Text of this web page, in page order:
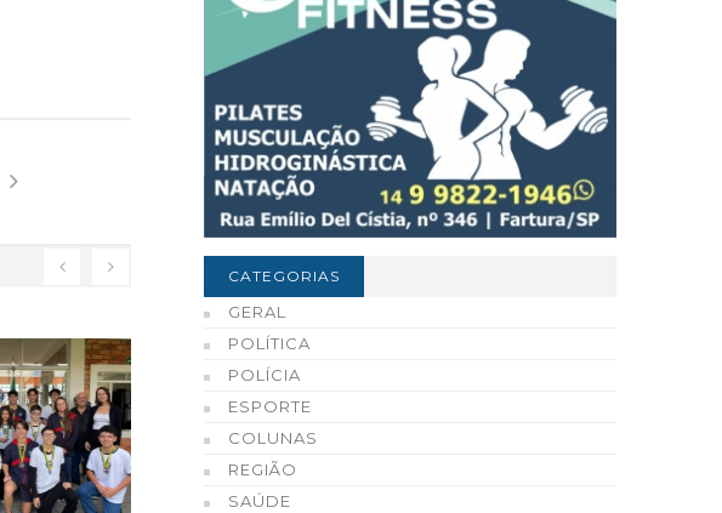
CATEGORIAS
GERAL
POLÍTICA
POLÍCIA
ESPORTE
COLUNAS
REGIÃO
SAÚDE